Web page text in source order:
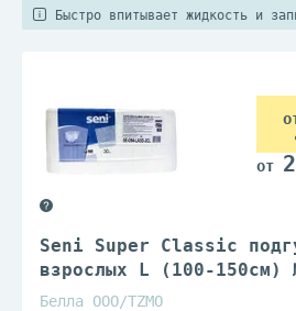
Быстро впитывает жидкость и
Seni Super Classic
взрослых L (100-150см)
Белла ООО/TZМО